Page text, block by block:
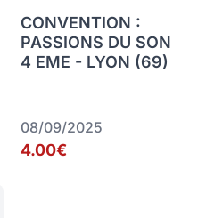
CONVENTION :
PASSIONS DU SON
4 EME - LYON (69)
08/09/2025
4.00€